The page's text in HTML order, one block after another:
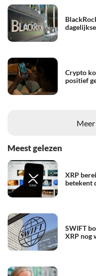
Crypto
positief
Meest gelezen
XRP
betekent
SWIFT
XRP nog